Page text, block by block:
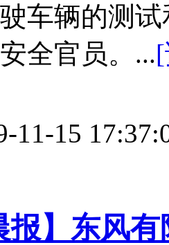
车辆的测
全官员。...
11-15
报】东风